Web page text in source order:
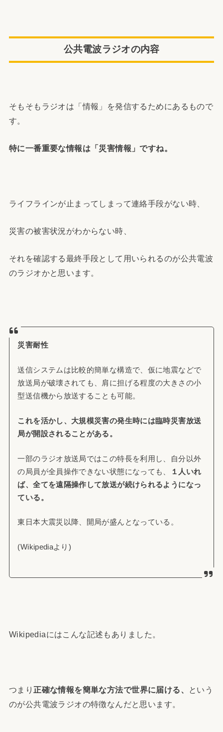
公共電波ラジオの内容
そもそもラジオは「情報」を発信するためにあるもので
す。
特に一番重要な情報は「災害情報」ですね。
ライフラインが止まってしまって連絡手段がない時、
災害の被害状況がわからない時、
それを確認する最終手段として用いられるのが公共電波
のラジオかと思います。
災害耐性
送信システムは比較的簡単な構造で、仮に地震などで
放送局が破壊されても、肩に担げる程度の大きさの小
型送信機から放送することも可能。
これを活かし、大規模災害の発生時には臨時災害放送
局が開設されることがある。
一部のラジオ放送局ではこの特長を利用し、自分以外
の局員が全員操作できない状態になっても、
１人いれ
ば、全てを遠隔操作して放送が続けられるようになっ
ている。
東日本大震災以降、開局が盛んとなっている。
(Wikipediaより)
Wikipediaにはこんな記述もありました。
つまり 正確な情報を簡単な方法で世界に届ける、
という
のが公共電波ラジオの特徴なんだと思います。